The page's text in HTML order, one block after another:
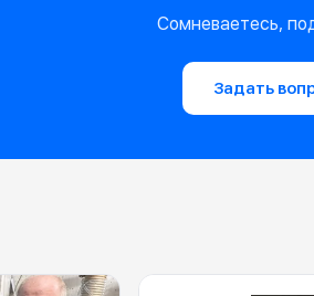
Сомневаетесь,
Задать